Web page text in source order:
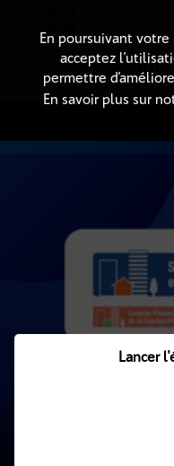
DÉTAIL
En poursuivant
acceptez
permettre
En savoir plus sur
Lancer